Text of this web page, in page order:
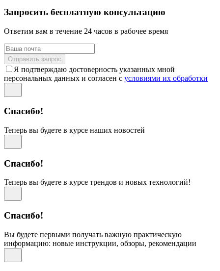
Запросить бесплатную консультацию
Ответим вам в течение 24 часов в рабочее время
Отправить запрос
Я подтверждаю достоверность указанных мной
персональных данных и согласен с условиями их обработки
Спасибо!
Теперь вы будете в курсе наших новостей
Спасибо!
Теперь вы будете в курсе трендов и новых технологий!
Спасибо!
Вы будете первыми получать важную практическую
информацию: новые инструкции, обзоры, рекомендации